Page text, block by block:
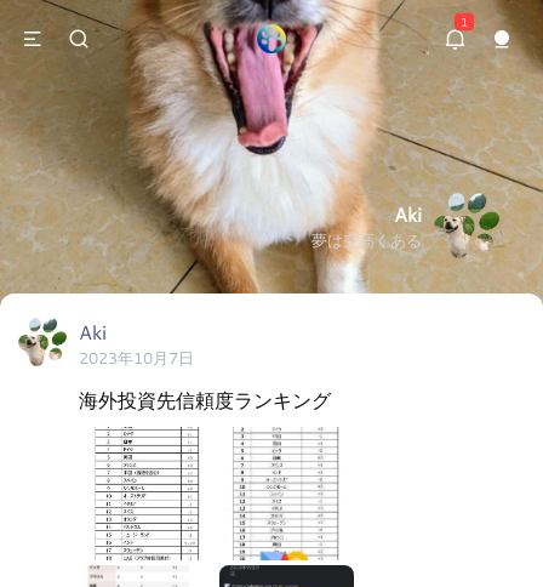
1
Aki
夢は空高くある
Aki
2023年10月7日
海外投資先信頼度ランキング